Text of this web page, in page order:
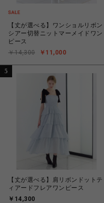
【丈が選べる】ワンショルリボン
シアー切替ニットマーメイドワン
ピース
￥11,000
￥14,300
5
【丈が選べる】肩リボンドットテ
ィアードフレアワンピース
￥14,300